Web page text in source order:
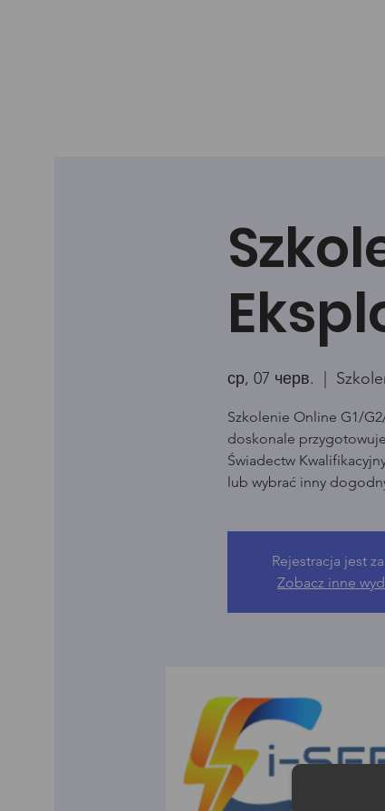
ср, 07 черв.
  |
Szkolenie Online G1/
doskonale
Świadectw
lub wybrać inny
Rejestracja jest
Zobacz inne